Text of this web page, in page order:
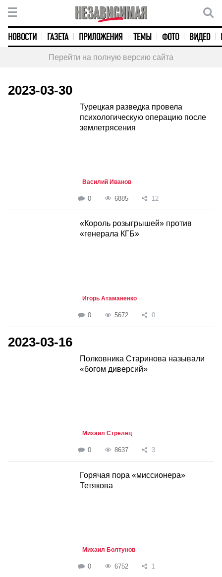
НОВОСТИ ГАЗЕТА ПРИЛОЖЕНИЯ ТЕМЫ ФОТО ВИДЕО
Перейти на полную версию сайта
2023-03-30
Турецкая разведка провела
психологическую операцию после
землетрясения
Василий Иванов
0 6885 12
«Король розыгрышей» против
«генерала КГБ»
Игорь Атаманенко
0 5672 0
2023-03-16
Полковника Старинова называли
«богом диверсий»
Михаил Стрелец
0 8637 3
Горячая пора «миссионера»
Тетякова
Михаил Болтунов
0 6752 1